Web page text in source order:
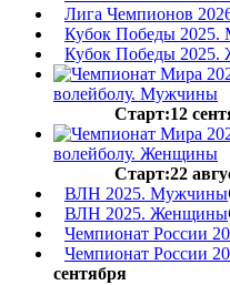
Лига Чемпионов
Кубок Победы
Кубок Победы
Старт:12
Старт:22
ВЛН 2025. Мужчины
ВЛН 2025. Женщины
Чемпионат России
Чемпионат России
сентября